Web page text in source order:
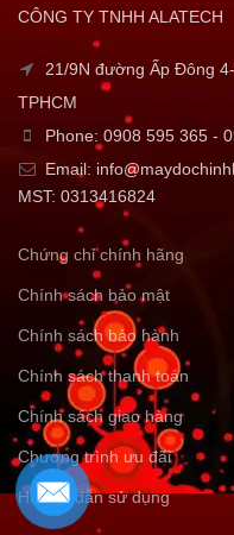
CÔNG TY TNHH ALATECH
21/9N đường Ấp Đông
TPHCM
Phone: 0908 595 365 -
Email:
MST: 0313416824
Chứng chỉ chính hãng
Chính sách bảo mật
Chính sách bảo hành
Chính sách thanh toán
Chính sách giao hàng
Chương trình ưu đãi
Hướng dẫn sử dụng